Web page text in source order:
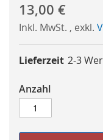
13,00 €
Inkl. MwSt. , exkl.
Lieferzeit 2-3
Anzahl